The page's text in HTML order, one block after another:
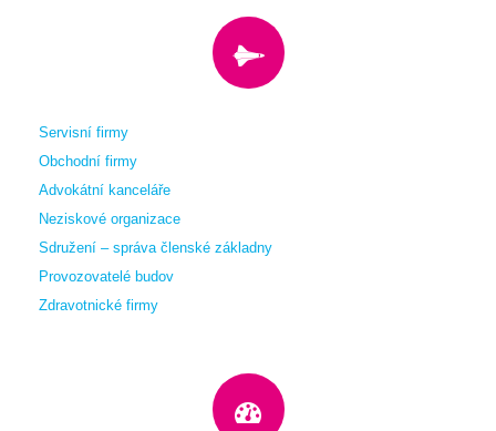
Servisní firmy
Obchodní firmy
Advokátní kanceláře
Neziskové organizace
Sdružení – správa členské základny
Provozovatelé budov
Zdravotnické firmy